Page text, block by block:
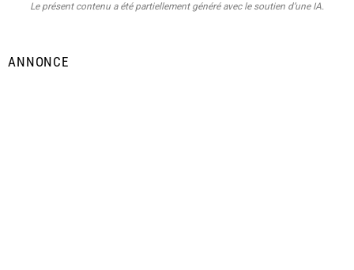
Le présent contenu a été partiellement généré avec le soutien d’une IA.
ANNONCE